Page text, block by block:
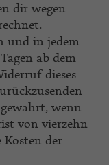
dir wegen
und in jedem
ab dem
dieses
wenn
von vierzehn
Kosten der